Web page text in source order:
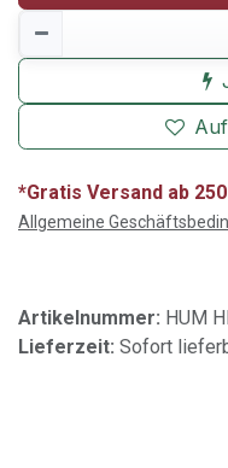
*Gratis Versand ab
Allgemeine
Artikelnummer: HUM
Lieferzeit: Sofort